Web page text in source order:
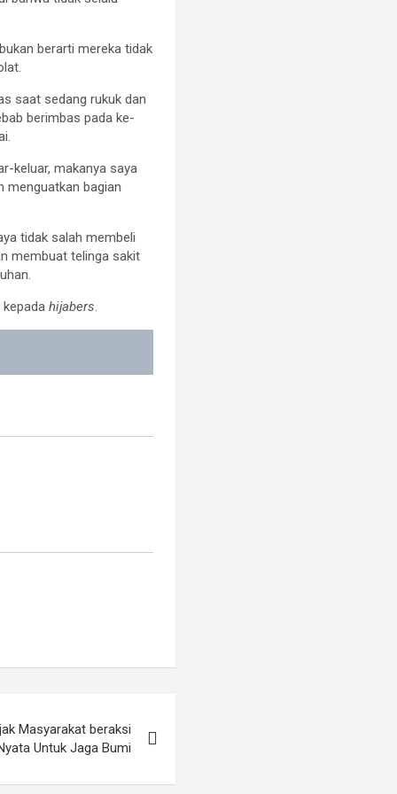
berarti mereka tidak
saat sedang rukuk dan
berimbas pada ke-
keluar, makanya saya
menguatkan bagian
tidak salah membeli
membuat telinga sakit
kepadahijabers.
Masyarakat beraksi
Untuk Jaga Bumi